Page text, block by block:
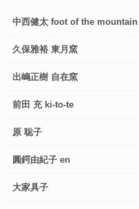
中西健太 foot of the mountain
久保雅裕 東月窯
出嶋正樹 自在窯
前田 充 ki-to-te
原 聡子
圓鍔由紀子 en
大家具子